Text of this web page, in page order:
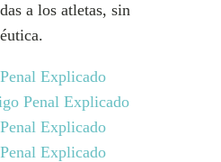
a los atletas, sin
Explicado
Penal Explicado
Explicado
Explicado